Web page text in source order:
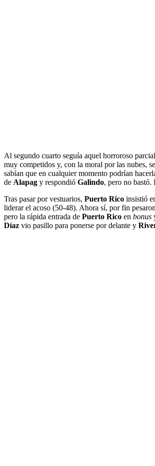
Al segundo cuarto seguía aquel horroroso
muy competidos y, con la moral por las nubes,
sabían que en cualquier momento podrían
de Alapag y respondió Galindo, pero no bastó.
Tras pasar por vestuarios, Puerto Rico insistió
liderar el acoso (50-48). Ahora sí, por fin
pero la rápida entrada de Puerto Rico en bonus
Díaz vio pasillo para ponerse por delante y